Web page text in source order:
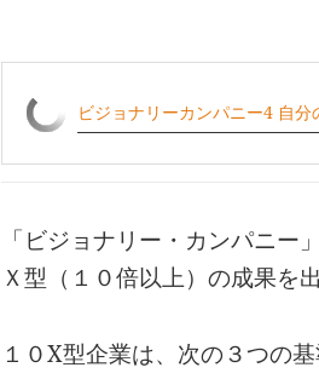
ビジョナリーカンパニー4 自分
「ビジョナリー・カンパニー
Ｘ型（１０倍以上）の成果を
１０X型企業は、次の３つの